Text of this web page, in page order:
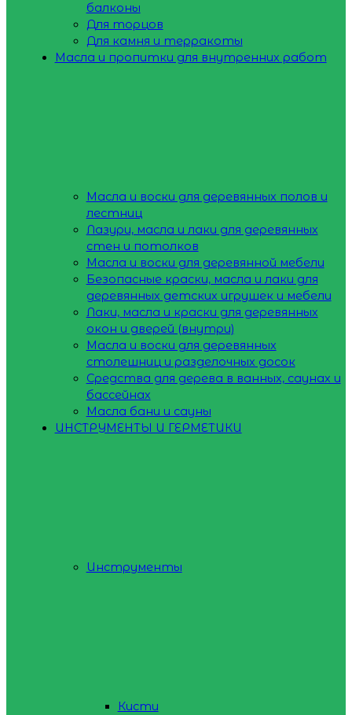
балконы
Для торцов
Для камня и терракоты
Масла и пропитки для внутренних работ
Масла и воски для деревянных полов и
лестниц
Лазури, масла и лаки для деревянных
стен и потолков
Масла и воски для деревянной мебели
Безопасные краски, масла и лаки для
деревянных детских игрушек и мебели
Лаки, масла и краски для деревянных
окон и дверей (внутри)
Масла и воски для деревянных
столешниц и разделочных досок
Средства для дерева в ванных, саунах и
бассейнах
Масла бани и сауны
ИНСТРУМЕНТЫ И ГЕРМЕТИКИ
Инструменты
Кисти